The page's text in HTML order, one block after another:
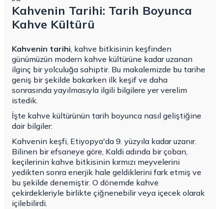
Kahvenin Tarihi: Tarih Boyunca
Kahve Kültürü
Kahvenin tarihi, kahve bitkisinin keşfinden
günümüzün modern kahve kültürüne kadar uzanan
ilginç bir yolculuğa sahiptir. Bu makalemizde bu tarihe
geniş bir şekilde bakarken ilk keşif ve daha
sonrasında yayılmasıyla ilgili bilgilere yer verelim
istedik.
İşte kahve kültürünün tarih boyunca nasıl geliştiğine
dair bilgiler:
Kahvenin keşfi, Etiyopya'da 9. yüzyıla kadar uzanır.
Bilinen bir efsaneye göre, Kaldi adında bir çoban,
keçilerinin kahve bitkisinin kırmızı meyvelerini
yedikten sonra enerjik hale geldiklerini fark etmiş ve
bu şekilde denemiştir. O dönemde kahve
çekirdekleriyle birlikte çiğnenebilir veya içecek olarak
içilebilirdi.